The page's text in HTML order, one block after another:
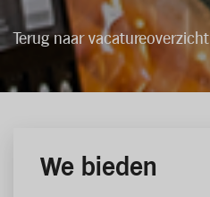
Terug naar vacatureoverzicht
We bieden